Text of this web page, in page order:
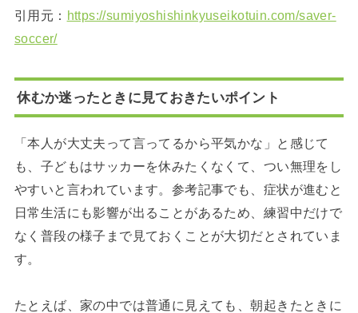
引用元： https://sumiyoshishinkyuseikotuin.com/saver-
soccer/
休むか迷ったときに見ておきたいポイント
「本人が大丈夫って言ってるから平気かな」と感じて
も、子どもはサッカーを休みたくなくて、つい無理をし
やすいと言われています。参考記事でも、症状が進むと
日常生活にも影響が出ることがあるため、練習中だけで
なく普段の様子まで見ておくことが大切だとされていま
す。
たとえば、家の中では普通に見えても、朝起きたときに